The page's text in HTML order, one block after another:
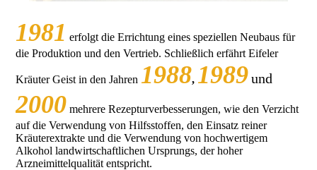
1981 erfolgt die Errichtung eines speziellen Neubaus für
die Produktion und den Vertrieb. Schließlich erfährt Eifeler
Kräuter Geist in den Jahren 1988, 1989 und
2000 mehrere Rezepturverbesserungen, wie den Verzicht
auf die Verwendung von Hilfsstoffen, den Einsatz reiner
Kräuterextrakte und die Verwendung von hochwertigem
Alkohol landwirtschaftlichen Ursprungs, der hoher
Arzneimittelqualität entspricht.